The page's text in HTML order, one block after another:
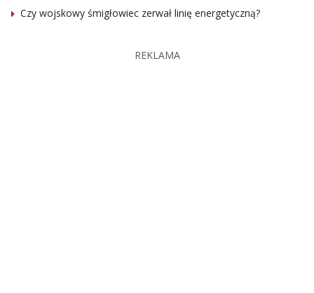
Czy wojskowy śmigłowiec zerwał linię energetyczną?
REKLAMA